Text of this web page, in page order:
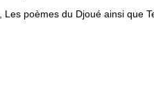
Les poèmes du Djoué ainsi que